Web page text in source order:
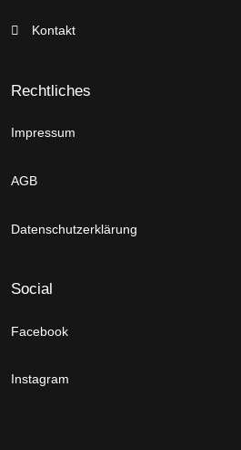
Kontakt
Rechtliches
Impressum
AGB
Datenschutzerklärung
Social
Facebook
Instagram